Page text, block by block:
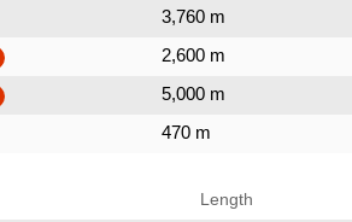
3,760 m
2,600 m
5,000 m
470 m
Length